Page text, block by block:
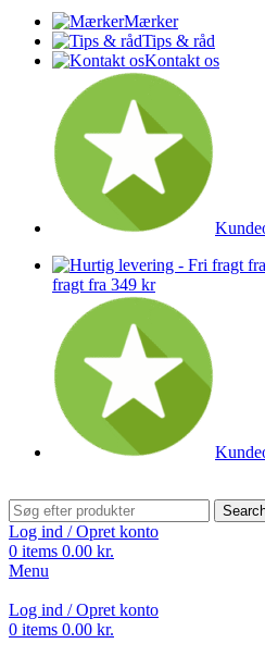
Mærker
Tips & råd
Kontakt os
fragt fra 349 kr
Log ind / Opret konto
0 items 0.00 kr.
Menu
Log ind / Opret konto
0 items 0.00 kr.